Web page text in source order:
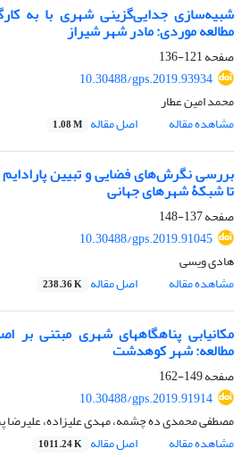
شبیه‌سازی جدایی‌گزینی شهری با به
مطالعه موردی: مادر شهر شیراز
صفحه121-136
10.30488/gps.2019.93934
محمد امین عطار
مشاهده مقاله
اصل مقاله 1.08 M
بررسی نگرش‌های فضایی و تبیین
تا شبکۀ شهرهای جهانی
صفحه137-148
10.30488/gps.2019.91045
هادی ویسی
مشاهده مقاله
اصل مقاله 238.36 K
مکانیابی ‌پناهگاههای شهری مبتنی بر
مطالعه: شهر کوهدشت
صفحه149-162
10.30488/gps.2019.91914
مصطفی محمدی ده چشمه، مهدی علیزاده، علیرضا
مشاهده مقاله
اصل مقاله 1011.24 K